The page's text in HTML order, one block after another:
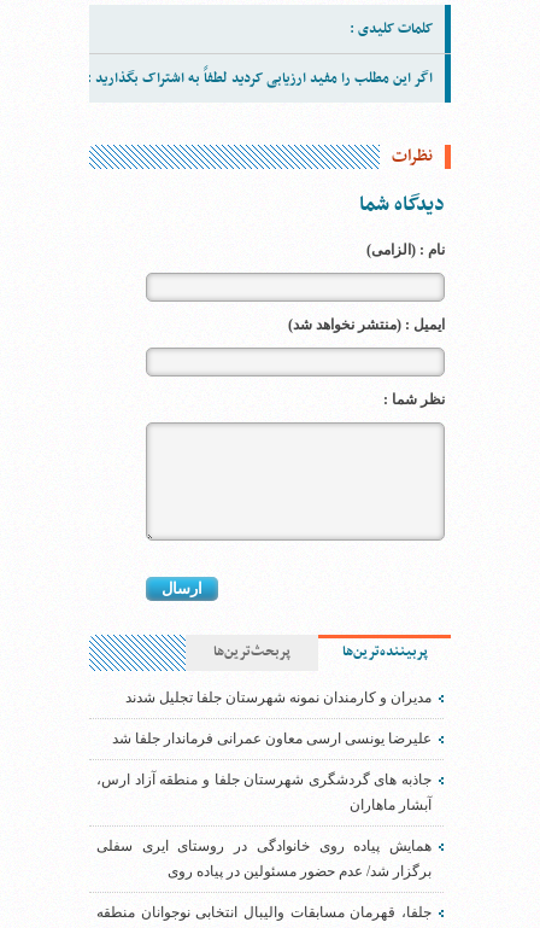
کلمات کلیدی :
اگر این مطلب را مفید ارزیابی کردید لطفاً به اشتراک بگذارید :
نظرات
دیدگاه شما
نام : (الزامی)
ایمیل : (منتشر نخواهد شد)
نظر شما :
پربیننده‌ترین‌ها پربحث‌ترین‌ها
مدیران و کارمندان نمونه شهرستان جلفا تجلیل شدند
علیرضا یونسی ارسی معاون عمرانی فرماندار جلفا شد
جاذبه های گردشگری شهرستان جلفا و منطقه آزاد ارس،
آبشار ماهاران
همایش پیاده روی خانوادگی در روستای ایری سفلی
برگزار شد/ عدم حضور مسئولین در پیاده روی
جلفا، قهرمان مسابقات والیبال انتخابی نوجوانان منطقه